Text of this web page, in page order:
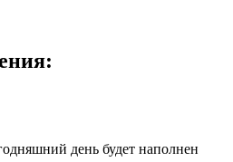
день будет наполнен